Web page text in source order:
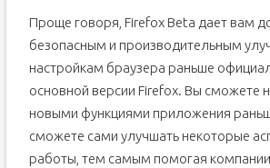
Проще говоря, Firefox Beta дает вам
безопасным и производительным
настройкам браузера раньше
основной версии Firefox. Вы сможете
новыми функциями приложения
сможете сами улучшать некоторые
работы, тем самым помогая компании